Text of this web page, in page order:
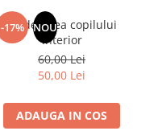
-17% NOU
Vindecarea copilului
interior
60,00 Lei
50,00 Lei
ADAUGA IN COS